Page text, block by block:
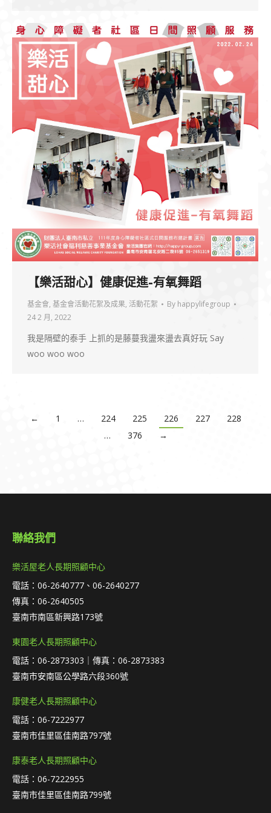
【樂活甜心】健康促進-有氧舞蹈
基金會, 基金會活動花絮及成果, 活動花絮 By happylifegroup
24 2 月, 2022
我是隔壁的泰手 上抓的是藤蔓我盪來盪去真好玩 Say
woo woo woo
← 1 … 224 225 226 227
228
…
376 →
聯絡我們
樂活屋老人長期照顧中心
電話：06-2640777、06-2640277
傳真：06-2640505
臺南市南區新興路173號
東園老人長期照顧中心
電話：06-2873303｜傳真：06-2873383
臺南市安南區公學路六段360號
康健老人長期照顧中心
電話：06-7222977
臺南市佳里區佳南路797號
康泰老人長期照顧中心
電話：06-7222955
臺南市佳里區佳南路799號